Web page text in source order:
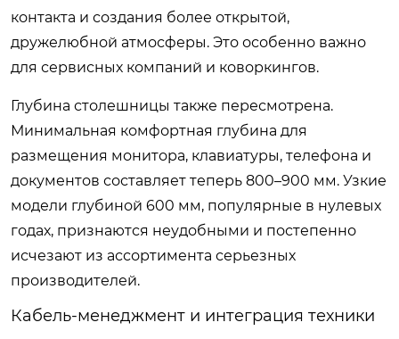
контакта и создания более открытой,
дружелюбной атмосферы. Это особенно важно
для сервисных компаний и коворкингов.
Глубина столешницы также пересмотрена.
Минимальная комфортная глубина для
размещения монитора, клавиатуры, телефона и
документов составляет теперь 800–900 мм. Узкие
модели глубиной 600 мм, популярные в нулевых
годах, признаются неудобными и постепенно
исчезают из ассортимента серьезных
производителей.
Кабель-менеджмент и интеграция техники